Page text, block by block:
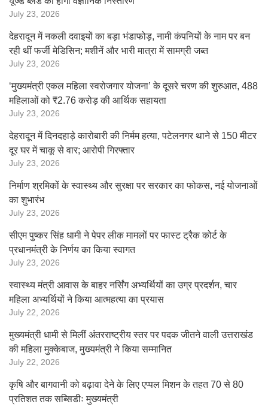
July 23, 2026
देहरादून में नकली दवाइयों का बड़ा भंडाफोड़, नामी कंपनियों के नाम पर बन
रही थीं फर्जी मेडिसिन; मशीनें और भारी मात्रा में सामग्री जब्त
July 23, 2026
‘मुख्यमंत्री एकल महिला स्वरोजगार योजना’ के दूसरे चरण की शुरुआत, 488
महिलाओं को ₹2.76 करोड़ की आर्थिक सहायता
July 23, 2026
देहरादून में दिनदहाड़े कारोबारी की निर्मम हत्या, पटेलनगर थाने से 150 मीटर
दूर घर में चाकू से वार; आरोपी गिरफ्तार
July 23, 2026
निर्माण श्रमिकों के स्वास्थ्य और सुरक्षा पर सरकार का फोकस, नई योजनाओं
का शुभारंभ
July 23, 2026
सीएम पुष्कर सिंह धामी ने पेपर लीक मामलों पर फास्ट ट्रैक कोर्ट के
प्रधानमंत्री के निर्णय का किया स्वागत
July 23, 2026
स्वास्थ्य मंत्री आवास के बाहर नर्सिंग अभ्यर्थियों का उग्र प्रदर्शन, चार
महिला अभ्यर्थियों ने किया आत्महत्या का प्रयास
July 22, 2026
मुख्यमंत्री धामी से मिलीं अंतरराष्ट्रीय स्तर पर पदक जीतने वाली उत्तराखंड
की महिला मुक्केबाज, मुख्यमंत्री ने किया सम्मानित
July 22, 2026
कृषि और बागवानी को बढ़ावा देने के लिए एप्पल मिशन के तहत 70 से 80
प्रतिशत तक सब्सिडीः मुख्यमंत्री